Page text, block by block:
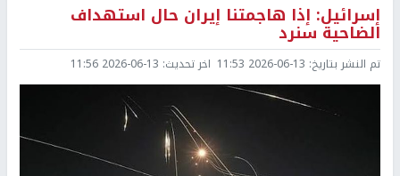
إسرائيل: إذا هاجمتنا إيران حال استهداف
الضاحية سنرد
تم النشر بتاريخ: 2026-06-13 11:53 اخر تحديث: 2026-06-13 11:56